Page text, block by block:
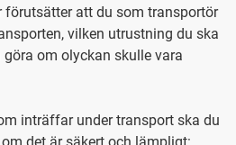
förutsätter att du som transportör
vilken utrustning du ska
om olyckan skulle vara
inträffar under transport ska du